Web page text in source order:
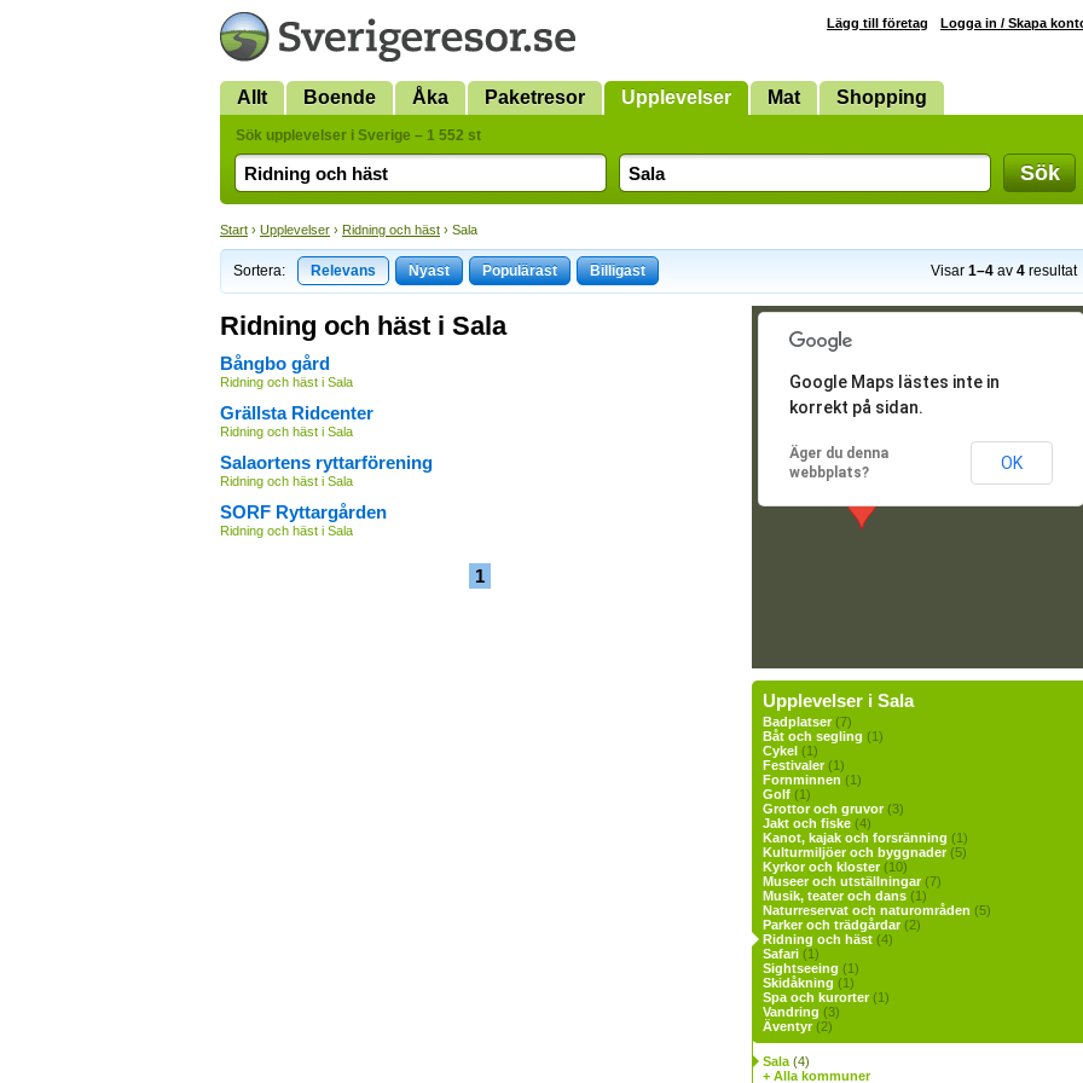
Lägg till företag Logga in / Skapa
Allt Boende Åka Paketresor Upplevelser Mat Shopping
Sök upplevelser i Sverige – 1 552 st
Sök
Start › Upplevelser › Ridning och häst › Sala
Sortera: Relevans Nyast Populärast Billigast Visar 1–4 av 4 resultat
Ridning och häst i Sala
Bångbo gård
Ridning och häst i Sala
Grällsta Ridcenter
Ridning och häst i Sala
Salaortens ryttarförening
Ridning och häst i Sala
SORF Ryttargården
Ridning och häst i Sala
1
Google Maps lästes inte in
korrekt på sidan.
Äger du denna
webbplats?
OK
Upplevelser i Sala
Badplatser(7)
Båt och segling (1)
Cykel (1)
Festivaler(1)
Fornminnen (1)
Golf (1)
Grottor och gruvor(3)
Jakt och fiske (4)
Kanot, kajak och forsränning (1)
Kulturmiljöer och byggnader(5)
Kyrkor och kloster(10)
Museer och utställningar(7)
Musik, teater och dans (1)
Naturreservat och naturområden (5)
Parker och trädgårdar(2)
Ridning och häst (4)
Safari (1)
Sightseeing (1)
Skidåkning (1)
Spa och kurorter(1)
Vandring (3)
Äventyr(2)
Sala (4)
+ Alla kommuner